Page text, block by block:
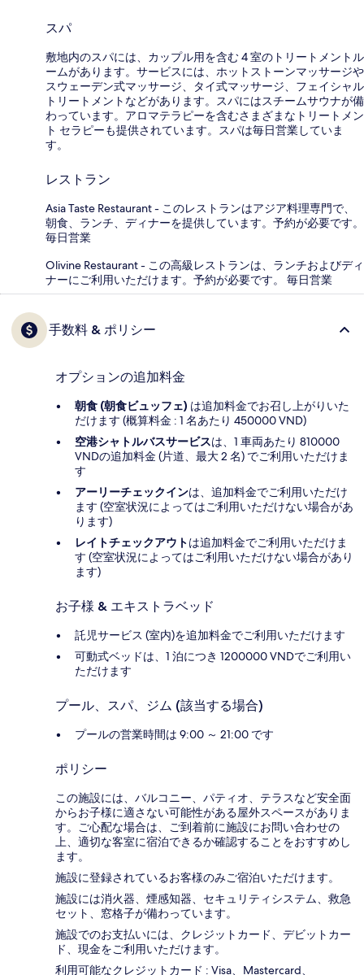
スパ
敷地内のスパには、カップル用を含む 4 室のトリートメントル
ームがあります。サービスには、ホットストーンマッサージや
スウェーデン式マッサージ、タイ式マッサージ、フェイシャル
トリートメントなどがあります。スパにはスチームサウナが備
わっています。アロマテラピーを含むさまざまなトリートメン
ト セラピーも提供されています。スパは毎日営業していま
す。
レストラン
Asia Taste Restaurant - このレストランはアジア料理専門で、
朝食、ランチ、ディナーを提供しています。予約が必要です。
毎日営業
Olivine Restaurant - この高級レストランは、ランチおよびディ
ナーにご利用いただけます。予約が必要です。 毎日営業
手数料 & ポリシー
オプションの追加料金
朝食 (朝食ビュッフェ) は追加料金でお召し上がりいた
だけます (概算料金 : 1 名あたり 450000 VND)
空港シャトルバスサービスは、1 車両あたり 810000
VNDの追加料金 (片道、最大 2 名) でご利用いただけま
す
アーリーチェックインは、追加料金でご利用いただけ
ます (空室状況によってはご利用いただけない場合があ
ります)
レイトチェックアウトは追加料金でご利用いただけま
す (空室状況によってはご利用いただけない場合があり
ます)
お子様 & エキストラベッド
託児サービス (室内)を追加料金でご利用いただけます
可動式ベッドは、1 泊につき 1200000 VNDでご利用い
ただけます
プール、スパ、ジム (該当する場合)
プールの営業時間は 9:00 ～ 21:00 です
ポリシー
この施設には、バルコニー、パティオ、テラスなど安全面
からお子様に適さない可能性がある屋外スペースがありま
す。ご心配な場合は、ご到着前に施設にお問い合わせの
上、適切な客室に宿泊できるか確認することをおすすめし
ます。
施設に登録されているお客様のみご宿泊いただけます。
施設には消火器、煙感知器、セキュリティシステム、救急
セット、窓格子が備わっています。
施設でのお支払いには、クレジットカード、デビットカー
ド、現金をご利用いただけます。
利用可能なクレジットカード : Visa、Mastercard、